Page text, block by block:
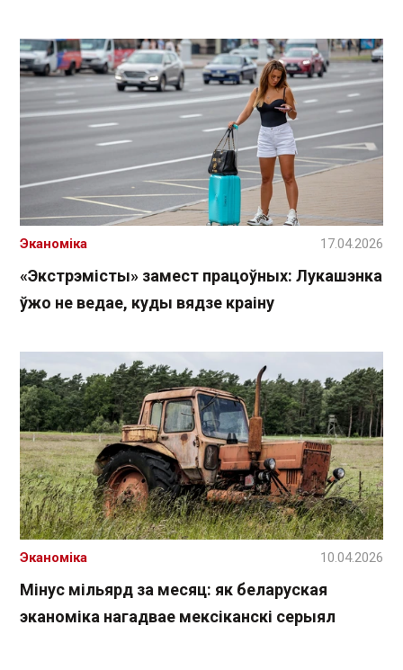
«Экстрэмісты» замест працоўных: Лукашэнка
ўжо не ведае, куды вядзе краіну
Эканоміка 17.04.2026
Мінус мільярд за месяц: як беларуская
эканоміка нагадвае мексіканскі серыял
Эканоміка 10.04.2026